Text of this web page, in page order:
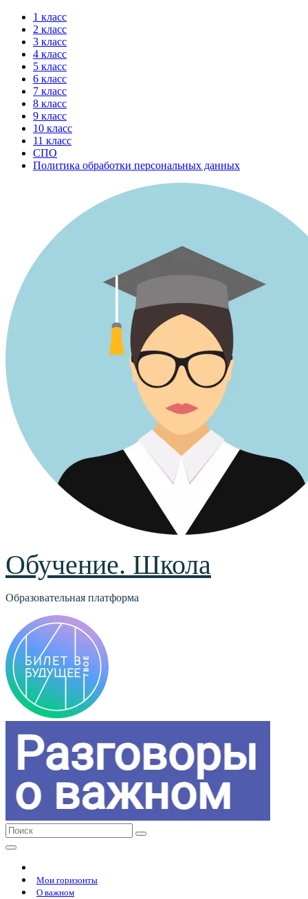
Перейти
содержимому
1 класс
2 класс
3 класс
4 класс
5 класс
6 класс
7 класс
8 класс
9 класс
10 класс
11 класс
СПО
Политика обработки персональных данных
Обучение. Школа
Образовательная платформа
Мои горизонты
О важном